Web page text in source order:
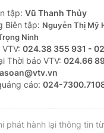
tập: Vũ Thanh Thủy
Biên tập: Nguyễn Thị Mỹ
Ninh
024.38 355 931 -
Thời báo VTV: 024.66
cáo: 024-
phát hành lại thông tin